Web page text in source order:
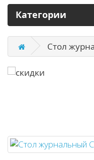
Категории
Стол